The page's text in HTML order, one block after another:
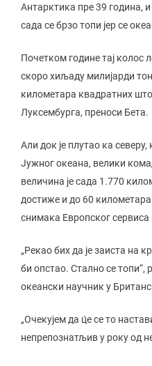
Антарктика пре 39 година, и
сада се брзо топи јер се
Почетком године тај колос
скоро хиљаду милијарди
километара квадратних
Луксембурга, преноси Бета.
Али док је плутао ка
Јужног океана, велики
величина је сада 1.770
достиже и до 60
снимака Европског сервиса
„Рекао бих да је заиста на
би опстао. Стално се топи“,
океански научник у
„Очекујем да ц́е се то
непрепознатљив у року од